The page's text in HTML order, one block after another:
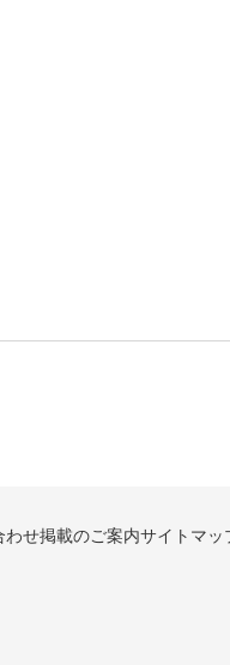
わせ掲載のご案内サイトマッ